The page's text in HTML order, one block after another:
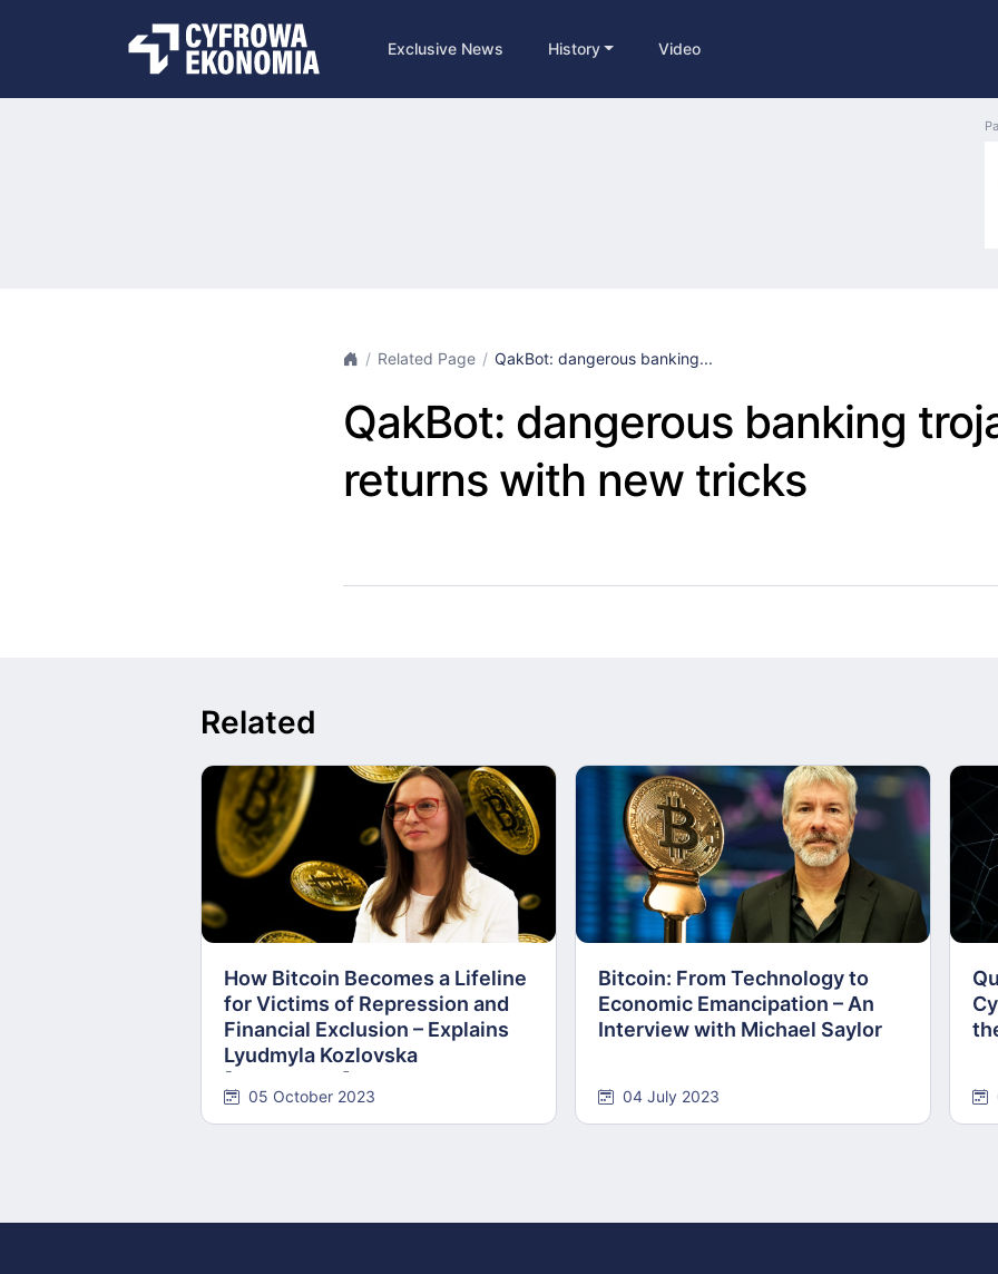
Exclusive News History Video
Related Page QakBot: dangerous banking...
QakBot: dangerous banking
returns with new tricks
Related
How Bitcoin Becomes a Lifeline
for Victims of Repression and
Financial Exclusion – Explains
Lyudmyla Kozlovska
05 October 2023
Bitcoin: From Technology to
Economic Emancipation – An
Interview with Michael Saylor
04 July 2023